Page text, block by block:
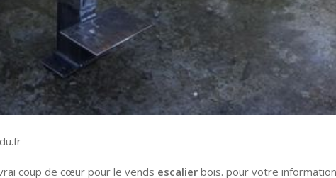
coup de cœur pour le vends escalier bois. pour votre